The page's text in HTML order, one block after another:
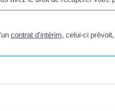
contrat d'intérim, celui-ci